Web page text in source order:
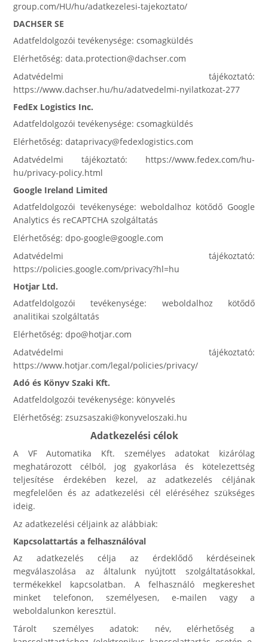
group.com/HU/hu/adatkezelesi-tajekoztato/
DACHSER SE
Adatfeldolgozói tevékenysége: csomagküldés
Elérhetőség: data.protection@dachser.com
Adatvédelmi tájékoztató:
https://www.dachser.hu/hu/adatvedelmi-nyilatkozat-277
FedEx Logistics Inc.
Adatfeldolgozói tevékenysége: csomagküldés
Elérhetőség: dataprivacy@fedexlogistics.com
Adatvédelmi tájékoztató: https://www.fedex.com/hu-
hu/privacy-policy.html
Google Ireland Limited
Adatfeldolgozói tevékenysége: weboldalhoz kötődő Google
Analytics és reCAPTCHA szolgáltatás
Elérhetőség: dpo-google@google.com
Adatvédelmi tájékoztató:
https://policies.google.com/privacy?hl=hu
Hotjar Ltd.
Adatfeldolgozói tevékenysége: weboldalhoz kötődő
analitikai szolgáltatás
Elérhetőség: dpo@hotjar.com
Adatvédelmi tájékoztató:
https://www.hotjar.com/legal/policies/privacy/
Adó és Könyv Szaki Kft.
Adatfeldolgozói tevékenysége: könyvelés
Elérhetőség: zsuzsaszaki@konyveloszaki.hu
Adatkezelési célok
A VF Automatika Kft. személyes adatokat kizárólag
meghatározott célból, jog gyakorlása és kötelezettség
teljesítése érdekében kezel, az adatkezelés céljának
megfelelően és az adatkezelési cél eléréséhez szükséges
ideig.
Az adatkezelési céljaink az alábbiak:
Kapcsolattartás a felhasználóval
Az adatkezelés célja az érdeklődő kérdéseinek
megválaszolása az általunk nyújtott szolgáltatásokkal,
termékekkel kapcsolatban. A felhasználó megkereshet
minket telefonon, személyesen, e-mailen vagy a
weboldalunkon keresztül.
Tárolt személyes adatok: név, elérhetőség a